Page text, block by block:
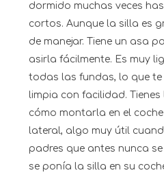
dormido muchas veces
cortos. Aunque la silla es
de manejar. Tiene un asa
asirla fácilmente. Es muy
todas las fundas, lo que
limpia con facilidad.
cómo montarla en el
lateral, algo muy útil
padres que antes nunca
se ponía la silla en su